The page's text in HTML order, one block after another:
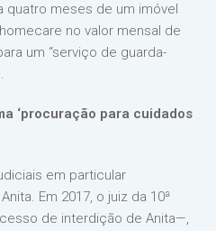
quatro meses de um imóvel
no valor mensal de
um “serviço de guarda-
‘procuração para cuidados
em particular
Em 2017, o juiz da 10ª
de interdição de Anita—,